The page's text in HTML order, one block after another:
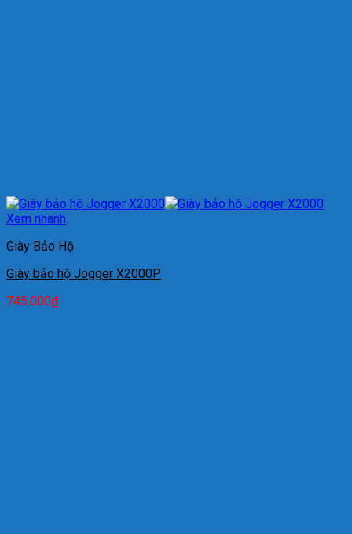
Xem nhanh
Giày Bảo Hộ
Giày bảo hộ Jogger X2000P
745.000₫